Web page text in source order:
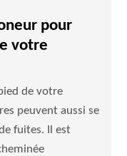
pour
votre
de votre
peuvent aussi se
fuites. Il est